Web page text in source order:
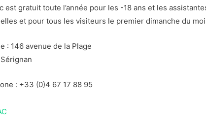
est gratuit toute l’année pour les -18 ans et les
et pour tous les visiteurs le premier dimanche du
: 146 avenue de la Plage
: +33 (0)4 67 17 88 95